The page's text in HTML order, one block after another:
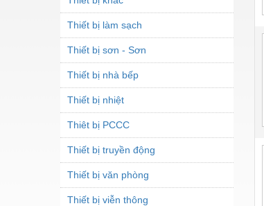
Thiết bị làm sạch
Thiết bị sơn - Sơn
Thiết bị nhà bếp
Thiết bị nhiệt
Thiêt bị PCCC
Thiết bị truyền động
Thiết bị văn phòng
Thiết bị viễn thông